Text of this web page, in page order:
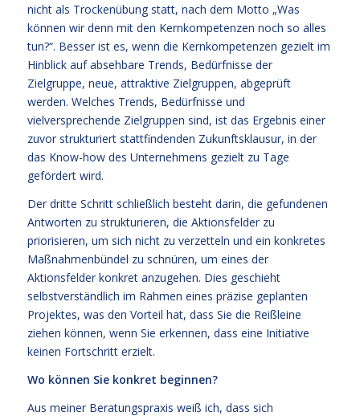
nicht als Trockenübung statt, nach dem Motto „Was
können wir denn mit den Kernkompetenzen noch so alles
tun?“. Besser ist es, wenn die Kernkompetenzen gezielt im
Hinblick auf absehbare Trends, Bedürfnisse der
Zielgruppe, neue, attraktive Zielgruppen, abgeprüft
werden. Welches Trends, Bedürfnisse und
vielversprechende Zielgruppen sind, ist das Ergebnis einer
zuvor strukturiert stattfindenden Zukunftsklausur, in der
das Know-how des Unternehmens gezielt zu Tage
gefördert wird.
Der dritte Schritt schließlich besteht darin, die gefundenen
Antworten zu strukturieren, die Aktionsfelder zu
priorisieren, um sich nicht zu verzetteln und ein konkretes
Maßnahmenbündel zu schnüren, um eines der
Aktionsfelder konkret anzugehen. Dies geschieht
selbstverständlich im Rahmen eines präzise geplanten
Projektes, was den Vorteil hat, dass Sie die Reißleine
ziehen können, wenn Sie erkennen, dass eine Initiative
keinen Fortschritt erzielt.
Wo können Sie konkret beginnen?
Aus meiner Beratungspraxis weiß ich, dass sich